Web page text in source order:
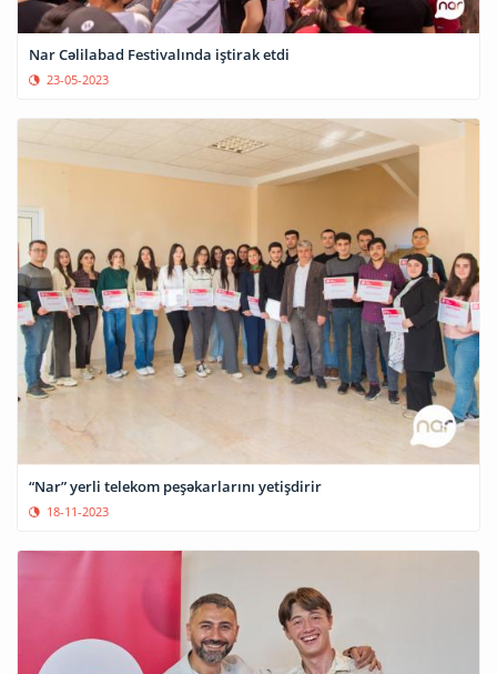
Nar Cəlilabad Festivalında iştirak etdi
23-05-2023
“Nar” yerli telekom peşəkarlarını yetişdirir
18-11-2023